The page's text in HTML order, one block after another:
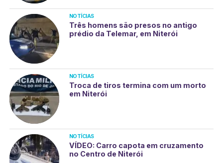
NOTÍCIAS
Três homens são presos no antigo
prédio da Telemar, em Niterói
NOTÍCIAS
Troca de tiros termina com um morto
em Niterói
NOTÍCIAS
VÍDEO: Carro capota em cruzamento
no Centro de Niterói